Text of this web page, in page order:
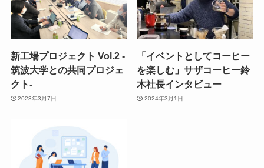
新工場プロジェクト Vol.2 -
筑波大学との共同プロジェ
クト-
2023年3月7日
「イベントとしてコーヒー
を楽しむ」サザコーヒー鈴
木社長インタビュー
2024年3月1日